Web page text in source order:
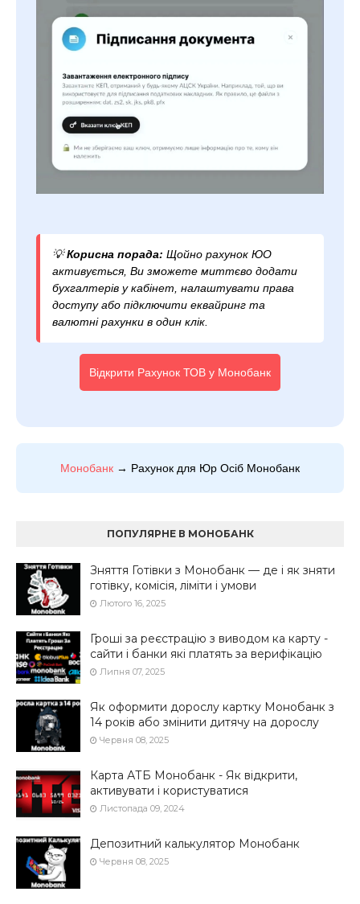
💡Корисна порада: Щойно рахунок ЮО
активується, Ви зможете миттєво додати
бухгалтерів у кабінет, налаштувати права
доступу або підключити еквайринг та
валютні рахунки в один клік.
Відкрити Рахунок ТОВ у Монобанк
Монобанк → Рахунок для Юр Осіб Монобанк
ПОПУЛЯРНЕ В МОНОБАНК
Зняття Готівки з Монобанк — де і як зняти
готівку, комісія, ліміти і умови
Лютого 16, 2025
Гроші за реєстрацію з виводом ка карту -
сайти і банки які платять за верифікацію
Липня 07, 2025
Як оформити дорослу картку Монобанк з
14 років або змінити дитячу на дорослу
Червня 08, 2025
Карта АТБ Монобанк - Як відкрити,
активувати і користуватися
Листопада 09, 2024
Депозитний калькулятор Монобанк
Червня 08, 2025